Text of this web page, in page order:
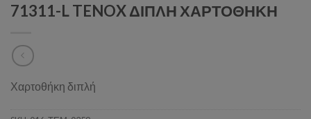
71311-L TENOX ΔΙΠΛΗ ΧΑΡΤΟΘΗΚΗ
Χαρτοθήκη διπλή